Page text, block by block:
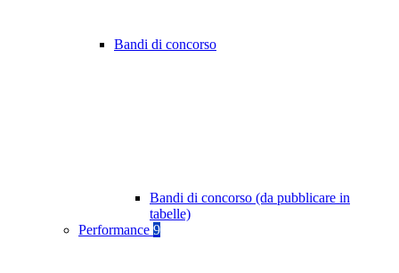
Bandi di concorso
Bandi di concorso (da pubblicare in
tabelle)
Performance 9